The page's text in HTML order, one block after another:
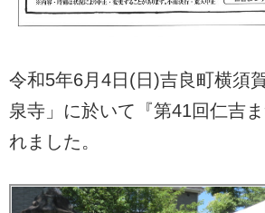
令和5年6月4日(日)吉良町横須
泉寺」に於いて『第41回仁吉
れました。